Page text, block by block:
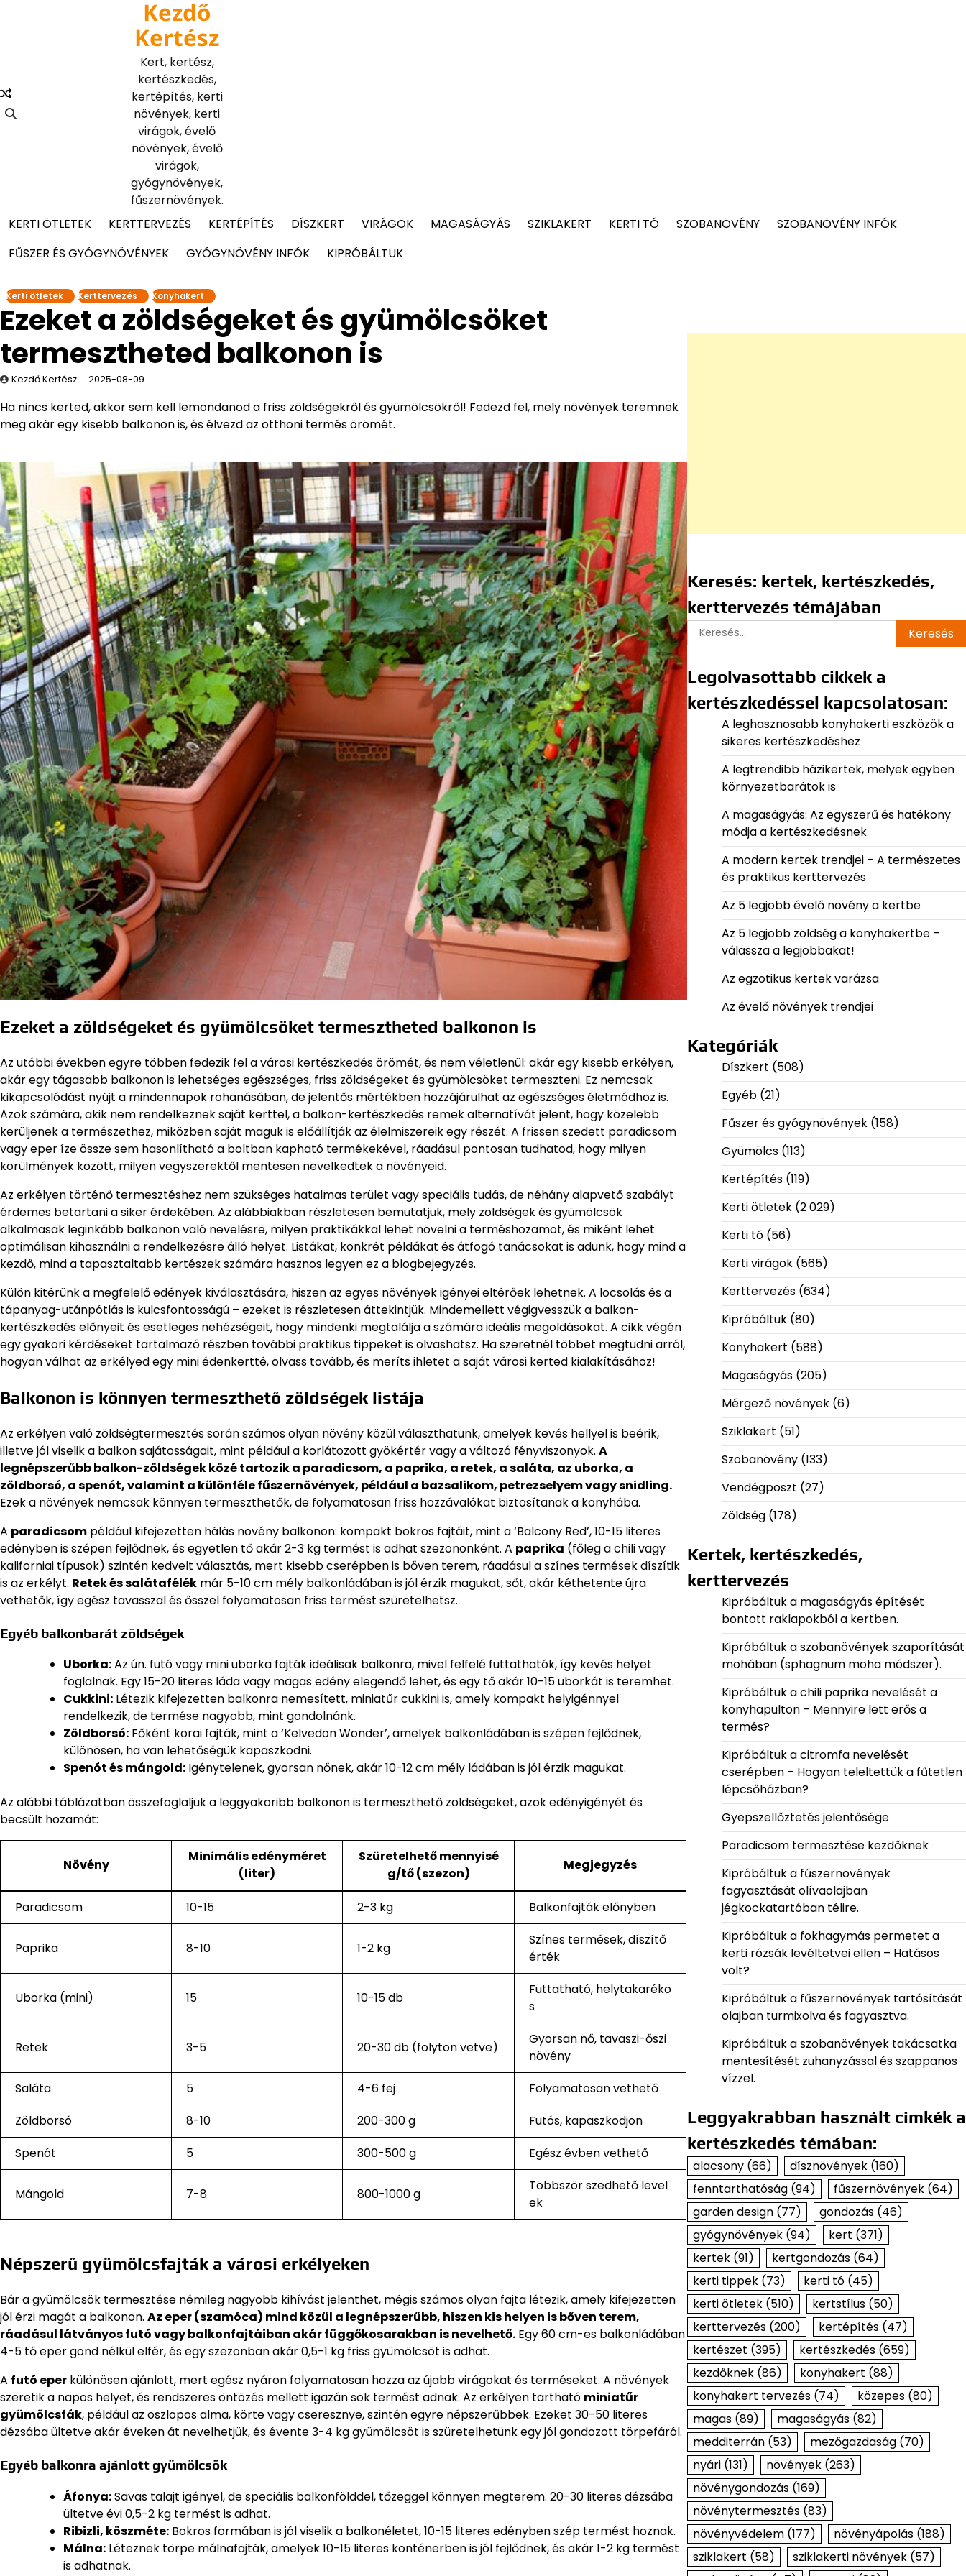
Kezdő
Kertész
Kert, kertész,
kertészkedés,
kertépítés, kerti
növények, kerti
virágok, évelő
növények, évelő
virágok,
gyógynövények,
fűszernövények.
KERTI ÖTLETEK
KERTTERVEZÉS KERTÉPÍTÉS DÍSZKERT VIRÁGOK MAGASÁGYÁS SZIKLAKERT KERTI TÓ SZOBANÖVÉNY
SZOBANÖVÉNY INFÓK
FŰSZER ÉS GYÓGYNÖVÉNYEK
GYÓGYNÖVÉNY INFÓK KIPRÓBÁLTUK
Kerti ötletek Kerttervezés Konyhakert
Ezeket a zöldségeket és gyümölcsöket
termesztheted balkonon is
Kezdő Kertész 2025-08-09
Ha nincs kerted, akkor sem kell lemondanod a friss zöldségekről és gyümölcsökről! Fedezd fel, mely növények teremnek
meg akár egy kisebb balkonon is, és élvezd az otthoni termés örömét.
Ezeket a zöldségeket és gyümölcsöket termesztheted balkonon is
Az utóbbi években egyre többen fedezik fel a városi kertészkedés örömét, és nem véletlenül: akár egy kisebb erkélyen,
akár egy tágasabb balkonon is lehetséges egészséges, friss zöldségeket és gyümölcsöket termeszteni. Ez nemcsak
kikapcsolódást nyújt a mindennapok rohanásában, de jelentős mértékben hozzájárulhat az egészséges életmódhoz is.
Azok számára, akik nem rendelkeznek saját kerttel, a balkon-kertészkedés remek alternatívát jelent, hogy közelebb
kerüljenek a természethez, miközben saját maguk is előállítják az élelmiszereik egy részét. A frissen szedett paradicsom
vagy eper íze össze sem hasonlítható a boltban kapható termékekével, ráadásul pontosan tudhatod, hogy milyen
körülmények között, milyen vegyszerektől mentesen nevelkedtek a növényeid.
Az erkélyen történő termesztéshez nem szükséges hatalmas terület vagy speciális tudás, de néhány alapvető szabályt
érdemes betartani a siker érdekében. Az alábbiakban részletesen bemutatjuk, mely zöldségek és gyümölcsök
alkalmasak leginkább balkonon való nevelésre, milyen praktikákkal lehet növelni a terméshozamot, és miként lehet
optimálisan kihasználni a rendelkezésre álló helyet. Listákat, konkrét példákat és átfogó tanácsokat is adunk, hogy mind a
kezdő, mind a tapasztaltabb kertészek számára hasznos legyen ez a blogbejegyzés.
Külön kitérünk a megfelelő edények kiválasztására, hiszen az egyes növények igényei eltérőek lehetnek. A locsolás és a
tápanyag-utánpótlás is kulcsfontosságú – ezeket is részletesen áttekintjük. Mindemellett végigvesszük a balkon-
kertészkedés előnyeit és esetleges nehézségeit, hogy mindenki megtalálja a számára ideális megoldásokat. A cikk végén
egy gyakori kérdéseket tartalmazó részben további praktikus tippeket is olvashatsz. Ha szeretnél többet megtudni arról,
hogyan válhat az erkélyed egy mini édenkertté, olvass tovább, és meríts ihletet a saját városi kerted kialakításához!
Balkonon is könnyen termeszthető zöldségek listája
Az erkélyen való zöldségtermesztés során számos olyan növény közül választhatunk, amelyek kevés hellyel is beérik,
illetve jól viselik a balkon sajátosságait, mint például a korlátozott gyökértér vagy a változó fényviszonyok. A
legnépszerűbb balkon-zöldségek közé tartozik a paradicsom, a paprika, a retek, a saláta, az uborka, a
zöldborsó, a spenót, valamint a különféle fűszernövények, például a bazsalikom, petrezselyem vagy snidling.
Ezek a növények nemcsak könnyen termeszthetők, de folyamatosan friss hozzávalókat biztosítanak a konyhába.
A paradicsom például kifejezetten hálás növény balkonon: kompakt bokros fajtáit, mint a ‘Balcony Red’, 10-15 literes
edényben is szépen fejlődnek, és egyetlen tő akár 2-3 kg termést is adhat szezononként. A paprika (főleg a chili vagy
kaliforniai típusok) szintén kedvelt választás, mert kisebb cserépben is bőven terem, ráadásul a színes termések díszítik
is az erkélyt. Retek és salátafélék már 5-10 cm mély balkonládában is jól érzik magukat, sőt, akár kéthetente újra
vethetők, így egész tavasszal és ősszel folyamatosan friss termést szüretelhetsz.
Egyéb balkonbarát zöldségek
Uborka:Az ún. futó vagy mini uborka fajták ideálisak balkonra, mivel felfelé futtathatók, így kevés helyet
foglalnak. Egy 15-20 literes láda vagy magas edény elegendő lehet, és egy tő akár 10-15 uborkát is teremhet.
Cukkini: Létezik kifejezetten balkonra nemesített, miniatűr cukkini is, amely kompakt helyigénnyel
rendelkezik, de termése nagyobb, mint gondolnánk.
Zöldborsó: Főként korai fajták, mint a ‘Kelvedon Wonder’, amelyek balkonládában is szépen fejlődnek,
különösen, ha van lehetőségük kapaszkodni.
Spenót és mángold: Igénytelenek, gyorsan nőnek, akár 10-12 cm mély ládában is jól érzik magukat.
Az alábbi táblázatban összefoglaljuk a leggyakoribb balkonon is termeszthető zöldségeket, azok edényigényét és
becsült hozamát:
Növény
Minimális edényméret
(liter)
Szüretelhető mennyisé
g/tő (szezon)
Megjegyzés
Paradicsom 10-15 2-3 kg Balkonfajták előnyben
Paprika 8-10 1-2 kg
Színes termések, díszítő
érték
Uborka (mini) 15 10-15 db
Futtatható, helytakaréko
s
Retek 3-5 20-30 db (folyton vetve)
Gyorsan nő, tavaszi-őszi
növény
Saláta
5 4-6 fej
Folyamatosan vethető
Zöldborsó
8-10 200-300 g
Futós, kapaszkodjon
Spenót
5 300-500 g Egész évben vethető
Mángold 7-8 800-1000 g
Többször szedhető level
ek
Népszerű gyümölcsfajták a városi erkélyeken
Bár a gyümölcsök termesztése némileg nagyobb kihívást jelenthet, mégis számos olyan fajta létezik, amely kifejezetten
jól érzi magát a balkonon. Az eper (szamóca) mind közül a legnépszerűbb, hiszen kis helyen is bőven terem,
ráadásul látványos futó vagy balkonfajtáiban akár függőkosarakban is nevelhető. Egy 60 cm-es balkonládában
4-5 tő eper gond nélkül elfér, és egy szezonban akár 0,5-1 kg friss gyümölcsöt is adhat.
A futó eper különösen ajánlott, mert egész nyáron folyamatosan hozza az újabb virágokat és terméseket. A növények
szeretik a napos helyet, és rendszeres öntözés mellett igazán sok termést adnak. Az erkélyen tartható miniatűr
gyümölcsfák, például az oszlopos alma, körte vagy cseresznye, szintén egyre népszerűbbek. Ezeket 30-50 literes
dézsába ültetve akár éveken át nevelhetjük, és évente 3-4 kg gyümölcsöt is szüretelhetünk egy jól gondozott törpefáról.
Egyéb balkonra ajánlott gyümölcsök
Áfonya:Savas talajt igényel, de speciális balkonfölddel, tőzeggel könnyen megterem. 20-30 literes dézsába
ültetve évi 0,5-2 kg termést is adhat.
Ribizli, köszméte: Bokros formában is jól viselik a balkonéletet, 10-15 literes edényben szép termést hoznak.
Málna: Léteznek törpe málnafajták, amelyek 10-15 literes konténerben is jól fejlődnek, és akár 1-2 kg termést
is adhatnak.
Keresés: kertek, kertészkedés,
kerttervezés témájában
Keresés:
Legolvasottabb cikkek a
kertészkedéssel kapcsolatosan:
A leghasznosabb konyhakerti eszközök a
sikeres kertészkedéshez
A legtrendibb házikertek, melyek egyben
környezetbarátok is
A magaságyás: Az egyszerű és hatékony
módja a kertészkedésnek
A modern kertek trendjei – A természetes
és praktikus kerttervezés
Az 5 legjobb évelő növény a kertbe
Az 5 legjobb zöldség a konyhakertbe –
válassza a legjobbakat!
Az egzotikus kertek varázsa
Az évelő növények trendjei
Kategóriák
Díszkert (508)
Egyéb(21)
Fűszer és gyógynövények(158)
Gyümölcs(113)
Kertépítés(119)
Kerti ötletek(2 029)
Kerti tó(56)
Kerti virágok(565)
Kerttervezés(634)
Kipróbáltuk(80)
Konyhakert (588)
Magaságyás(205)
Mérgező növények(6)
Sziklakert (51)
Szobanövény(133)
Vendégposzt (27)
Zöldség(178)
Kertek, kertészkedés,
kerttervezés
Kipróbáltuk a magaságyás építését
bontott raklapokból a kertben.
Kipróbáltuk a szobanövények szaporítását
mohában (sphagnum moha módszer).
Kipróbáltuk a chili paprika nevelését a
konyhapulton – Mennyire lett erős a
termés?
Kipróbáltuk a citromfa nevelését
cserépben – Hogyan teleltettük a fűtetlen
lépcsőházban?
Gyepszellőztetés jelentősége
Paradicsom termesztése kezdőknek
Kipróbáltuk a fűszernövények
fagyasztását olívaolajban
jégkockatartóban télire.
Kipróbáltuk a fokhagymás permetet a
kerti rózsák levéltetvei ellen – Hatásos
volt?
Kipróbáltuk a fűszernövények tartósítását
olajban turmixolva és fagyasztva.
Kipróbáltuk a szobanövények takácsatka
mentesítését zuhanyzással és szappanos
vízzel.
Leggyakrabban használt cimkék a
kertészkedés témában:
alacsony(66) dísznövények(160)
fenntarthatóság(94) fűszernövények(64)
garden design(77) gondozás(46)
gyógynövények(94) kert (371)
kertek(91) kertgondozás(64)
kerti tippek(73) kerti tó(45)
kerti ötletek(510) kertstílus(50)
kerttervezés(200) kertépítés(47)
kertészet (395) kertészkedés(659)
kezdőknek(86) konyhakert (88)
konyhakert tervezés(74) közepes(80)
magas(89) magaságyás(82)
medditerrán(53) mezőgazdaság(70)
nyári(131) növények(263)
növénygondozás(169)
növénytermesztés(83)
növényvédelem(177) növényápolás(188)
sziklakert (58) sziklakerti növények(57)